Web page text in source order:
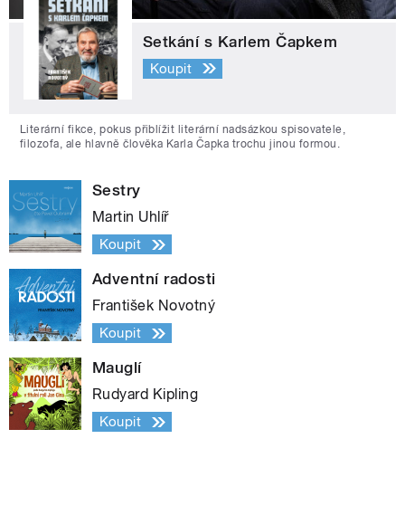
Setkání s Karlem Čapkem
Koupit
Literární fikce, pokus přiblížit literární nadsázkou spisovatele,
filozofa, ale hlavně člověka Karla Čapka trochu jinou formou.
Sestry
Martin Uhlíř
Koupit
Adventní radosti
František Novotný
Koupit
Mauglí
Rudyard Kipling
Koupit